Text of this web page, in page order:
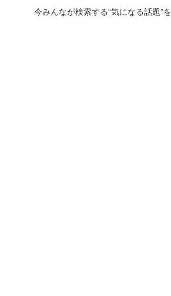
今みんなが検索する“気になる話題”